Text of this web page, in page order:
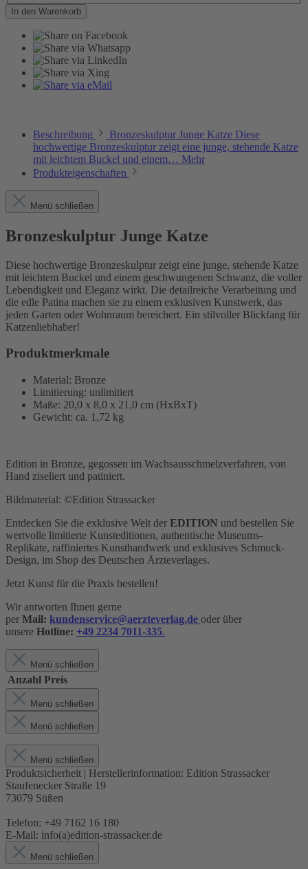
In den Warenkorb
Beschreibung
Bronzeskulptur Junge Katze Diese
hochwertige Bronzeskulptur zeigt eine junge, stehende Katze
mit leichtem Buckel und einem… Mehr
Produkteigenschaften
Menü schließen
Bronzeskulptur Junge Katze
Diese hochwertige Bronzeskulptur zeigt eine junge, stehende Katze
mit leichtem Buckel und einem geschwungenen Schwanz, die voller
Lebendigkeit und Eleganz wirkt. Die detailreiche Verarbeitung und
die edle Patina machen sie zu einem exklusiven Kunstwerk, das
jeden Garten oder Wohnraum bereichert. Ein stilvoller Blickfang für
Katzenliebhaber!
Produktmerkmale
Material: Bronze
Limitierung: unlimitiert
Maße: 20,0 x 8,0 x 21,0 cm (HxBxT)
Gewicht: ca. 1,72 kg
Edition in Bronze, gegossen im Wachsausschmelzverfahren, von
Hand ziseliert und patiniert.
Bildmaterial: ©Edition Strassacker
Entdecken Sie die exklusive Welt der EDITION und bestellen Sie
wertvolle limitierte Kunsteditionen, authentische Museums-
Replikate, raffiniertes Kunsthandwerk und exklusives Schmuck-
Design, im Shop des Deutschen Ärzteverlages.
Jetzt Kunst für die Praxis bestellen!
Wir antworten Ihnen gerne
per Mail: kundenservice@aerzteverlag.de oder über
unsere Hotline: +49 2234 7011-335.
Menü schließen
Anzahl Preis
Menü schließen
Menü schließen
Menü schließen
Produktsicherheit | Herstellerinformation: Edition Strassacker
Staufenecker Straße 19
73079 Süßen
Telefon: +49 7162 16 180
E-Mail: info(a)edition-strassacker.de
Menü schließen